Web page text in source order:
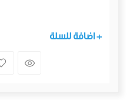
+ اضافة للسلة